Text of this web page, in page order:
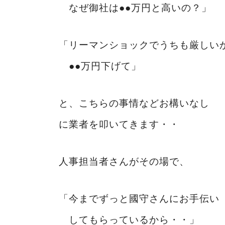
なぜ御社は●●万円と高いの？」
「リーマンショックでうちも厳しい
●●万円下げて」
と、こちらの事情などお構いなし
に業者を叩いてきます・・
人事担当者さんがその場で、
「今までずっと國守さんにお手伝い
してもらっているから・・」